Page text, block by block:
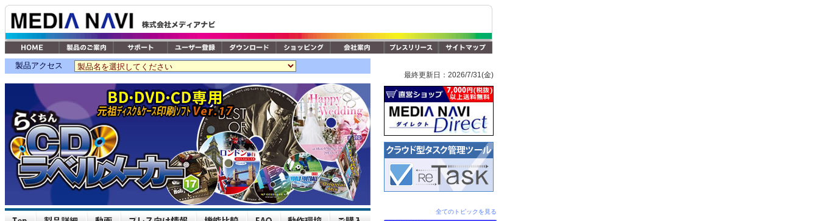
最終更新日：2026/7/31(金)
全てのトピックを見る
製品アクセス